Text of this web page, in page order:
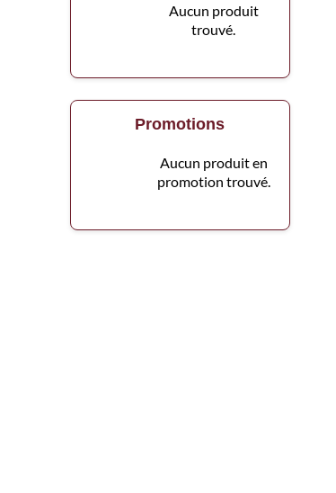
Aucun produit
trouvé.
Promotions
Aucun produit en
promotion trouvé.